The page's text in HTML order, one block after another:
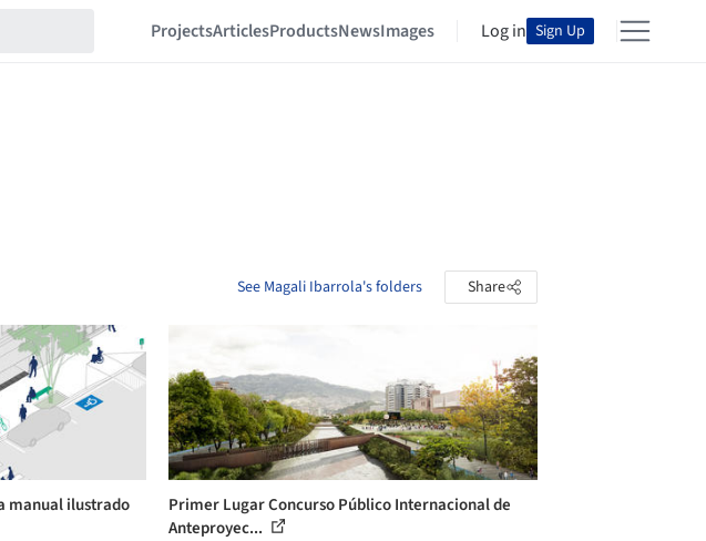
ProjectsArticlesProductsNewsImages Log in Sign Up
See Magali Ibarrola's folders Share
manual ilustrado
Primer Lugar Concurso Público Internacional de
Anteproyec...